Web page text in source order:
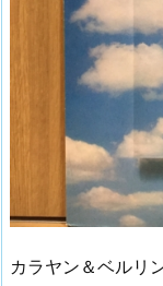
カラヤン＆ベルリ